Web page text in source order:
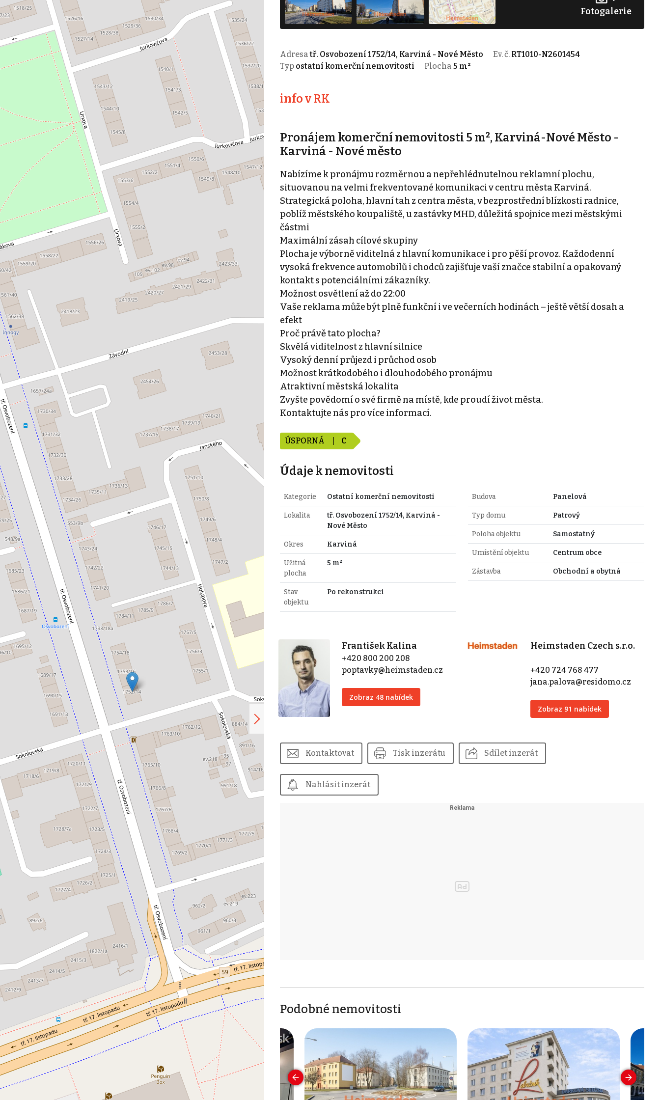
Fotogalerie
Adresatř. Osvobození 1752/14, Karviná - Nové Město Ev. č. RT1010-N2601454
Typ ostatní komerční nemovitosti Plocha 5 m²
info v RK
Pronájem komerční nemovitosti 5 m², Karviná-Nové Město -
Karviná - Nové město
Nabízíme k pronájmu rozměrnou a nepřehlédnutelnou reklamní plochu,
situovanou na velmi frekventované komunikaci v centru města Karviná.
Strategická poloha, hlavní tah z centra města, v bezprostřední blízkosti radnice,
poblíž městského koupaliště, u zastávky MHD, důležitá spojnice mezi městskými
částmi
Maximální zásah cílové skupiny
Plocha je výborně viditelná z hlavní komunikace i pro pěší provoz. Každodenní
vysoká frekvence automobilů i chodců zajišťuje vaší značce stabilní a opakovaný
kontakt s potenciálními zákazníky.
Možnost osvětlení až do 22:00
Vaše reklama může být plně funkční i ve večerních hodinách – ještě větší dosah a
efekt
Proč právě tato plocha?
Skvělá viditelnost z hlavní silnice
Vysoký denní průjezd i průchod osob
Možnost krátkodobého i dlouhodobého pronájmu
Atraktivní městská lokalita
Zvyšte povědomí o své firmě na místě, kde proudí život města.
Kontaktujte nás pro více informací.
ÚSPORNÁ C
Údaje k nemovitosti
Kategorie Ostatní komerční nemovitosti
Lokalita
tř. Osvobození 1752/14, Karviná -
Nové Město
Okres Karviná
Užitná
plocha
5 m²
Stav
objektu
Po rekonstrukci
Budova Panelová
Typ domu Patrový
Poloha objektu Samostatný
Umístění objektu Centrum obce
Zástavba Obchodní a obytná
František Kalina
+420 800 200 208
poptavky@heimstaden.cz
Zobraz 48 nabídek
Heimstaden Czech s.r.o.
+420 724 768 477
jana.palova@residomo.cz
Zobraz 91 nabídek
Kontaktovat Tisk inzerátu Sdílet inzerát
Nahlásit inzerát
Podobné nemovitosti